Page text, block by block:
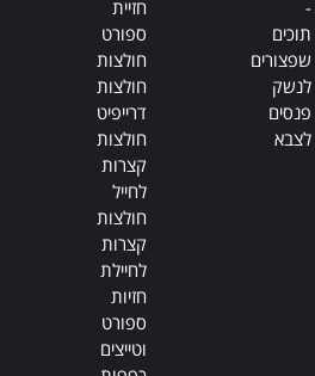
-
תוכים
שפצורים
לנשק
פנסים
לצבא
חזיית
ספורט
חולצות
חולצות
דרייפיט
חולצות
קצרות
לחייל
חולצות
קצרות
לחיילת
חזיות
ספורט
וטייצים